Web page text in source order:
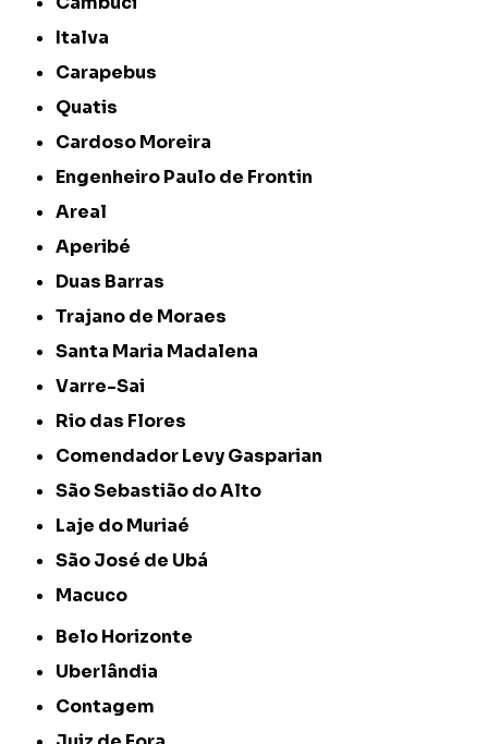
Italva
Carapebus
Quatis
Cardoso Moreira
Engenheiro Paulo de Frontin
Areal
Aperibé
Duas Barras
Trajano de Moraes
Santa Maria Madalena
Varre-Sai
Rio das Flores
Comendador Levy Gasparian
São Sebastião do Alto
Laje do Muriaé
São José de Ubá
Macuco
Belo Horizonte
Uberlândia
Contagem